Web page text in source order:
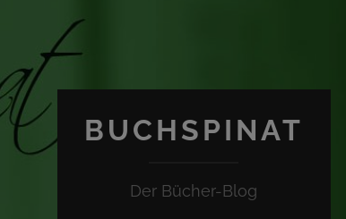
BUCHSPINAT
Der Bücher-Blog